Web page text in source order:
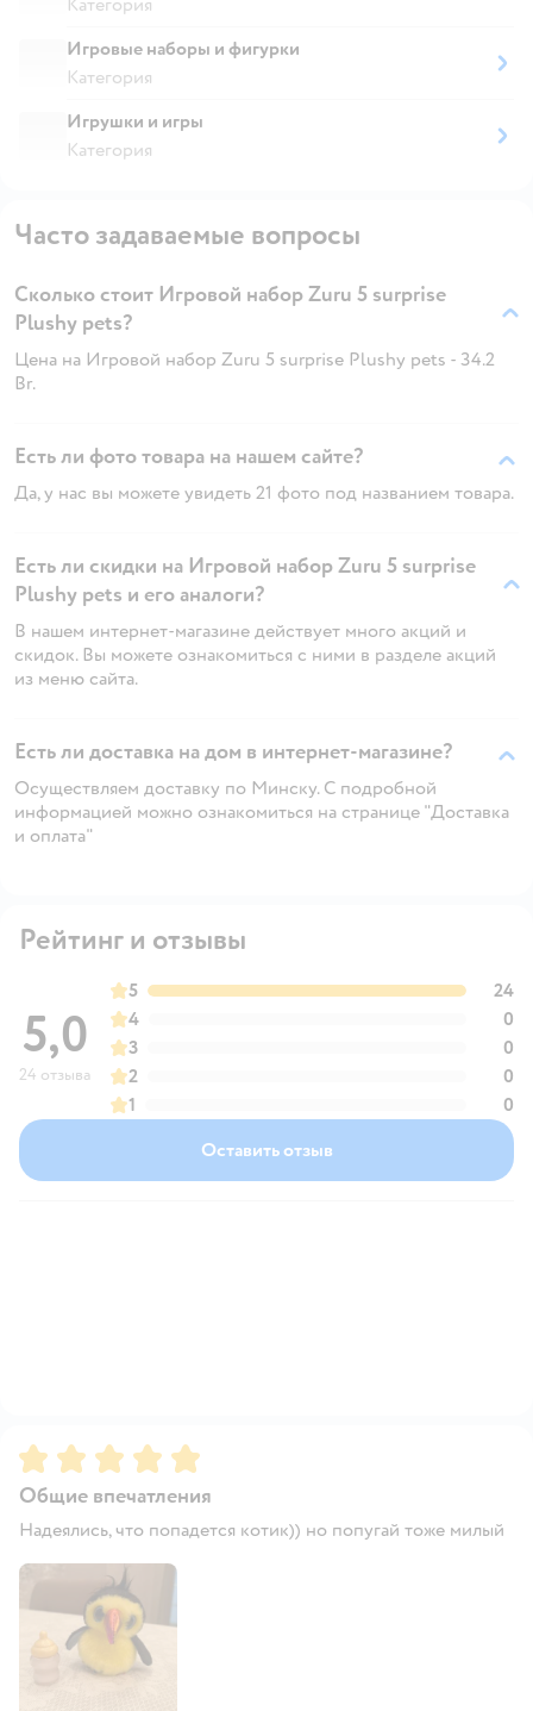
Игровые наборы и фигурки
Категория
Игрушки и игры
Категория
Часто задаваемые вопросы
Сколько стоит Игровой набор Zuru 5 surprise
Plushy pets?
Цена на Игровой набор Zuru 5 surprise Plushy pets - 34.2
Br.
Есть ли фото товара на нашем сайте?
Да, у нас вы можете увидеть 21 фото под названием товара.
Есть ли скидки на Игровой набор Zuru 5 surprise
Plushy pets и его аналоги?
В нашем интернет-магазине действует много акций и
скидок. Вы можете ознакомиться с ними в разделе акций
из меню сайта.
Есть ли доставка на дом в интернет-магазине?
Осуществляем доставку по Минску. С подробной
информацией можно ознакомиться на странице "Доставка
и оплата"
Рейтинг и отзывы
5,0
24 отзыва
5
24
4
0
3
0
2
0
1
0
Оставить отзыв
Рейтинг:5
Общие впечатления
Надеялись, что попадется котик)) но попугай тоже милый